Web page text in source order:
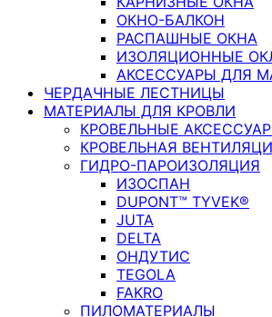
ОКНО-БАЛКОН
РАСПАШНЫЕ ОКНА
ИЗОЛЯЦИОННЫЕ
АКСЕССУАРЫ ДЛЯ
ЧЕРДАЧНЫЕ ЛЕСТНИЦЫ
МАТЕРИАЛЫ ДЛЯ КРОВЛИ
КРОВЕЛЬНЫЕ
КРОВЕЛЬНАЯ
ГИДРО-ПАРОИЗОЛЯЦИЯ
ИЗОСПАН
DUPONT™ TYVEK®
JUTA
DELTA
ОНДУТИС
TEGOLA
FAKRO
ПИЛОМАТЕРИАЛЫ